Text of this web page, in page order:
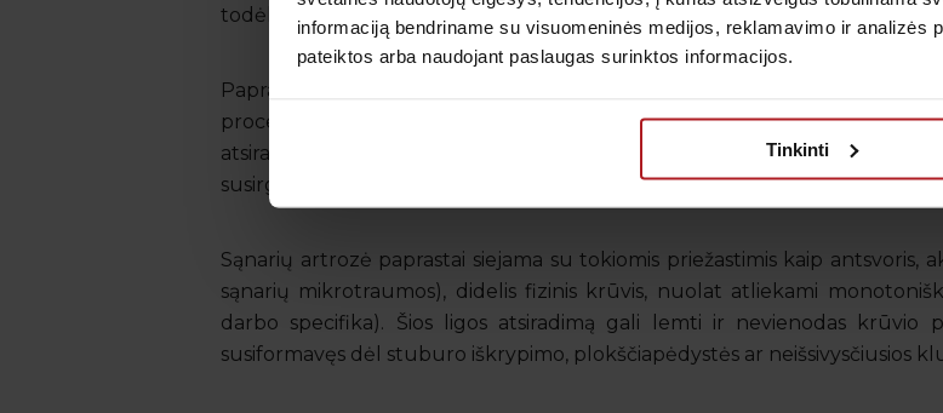
informaciją bendriname su visuomeninės medijos, reklamavimo ir analizės
pateiktos arba naudojant paslaugas surinktos informacijos.
Tinkinti
todėl atsiranda sąnario skausmas ir sąstingis.
Paprastai ši liga pradeda vystytis sulaukus maždaug 45 metų (
proceso. Tačiau ji gali pasireikšti ir anksčiau, t. y. iki 40 metų amžiaus
atsiradimą gali lemti traumos, uždegiminės sąnarių ligos, medžiagų
susirgimai.
Sąnarių artrozė paprastai siejama su tokiomis priežastimis kaip antsvoris,
sąnarių mikrotraumos), didelis fizinis krūvis, nuolat atliekami
darbo specifika). Šios ligos atsiradimą gali lemti ir nevienodas krūvio
susiformavęs dėl stuburo iškrypimo, plokščiapėdystės ar neišsivysčiusios